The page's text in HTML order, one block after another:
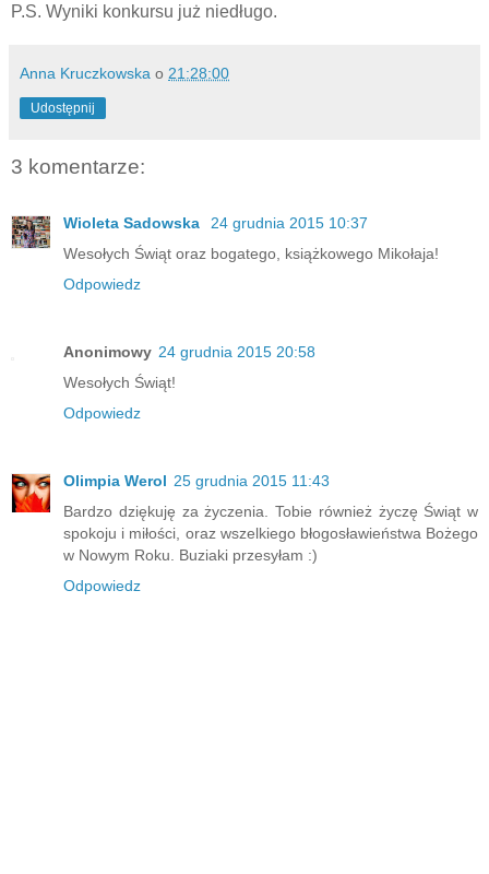
P.S. Wyniki konkursu już niedługo.
Anna Kruczkowska o 21:28:00
Udostępnij
3 komentarze:
Wioleta Sadowska
24 grudnia 2015 10:37
Wesołych Świąt oraz bogatego, książkowego Mikołaja!
Odpowiedz
Anonimowy 24 grudnia 2015 20:58
Wesołych Świąt!
Odpowiedz
Olimpia Werol 25 grudnia 2015 11:43
Bardzo dziękuję za życzenia. Tobie również życzę Świąt w
spokoju i miłości, oraz wszelkiego błogosławieństwa Bożego
w Nowym Roku. Buziaki przesyłam :)
Odpowiedz